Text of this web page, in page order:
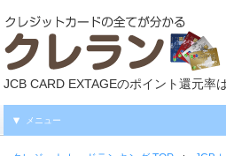
JCB CARD EXTAGEのポイント還元率
メニュー